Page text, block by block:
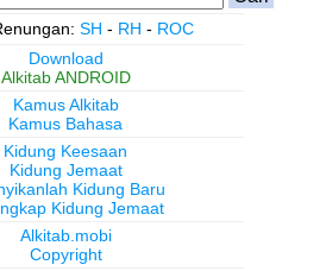
SH - RH - ROC
Download
Alkitab ANDROID
Kamus Alkitab
Kamus Bahasa
Kidung Keesaan
Kidung Jemaat
Kidung Baru
Kidung Jemaat
Alkitab.mobi
Copyright